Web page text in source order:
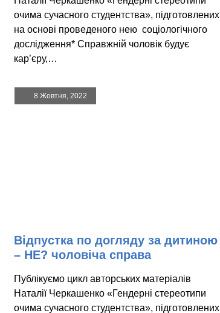
очима сучасного студентства», підготовлених
на основі проведеного нею соціологічного
дослідження* Справжній чоловік будує
кар’єру,…
8 Жовтня, 2022
Відпустка по догляду за дитиною
– НЕ? чоловіча справа
Публікуємо цикл авторських матеріалів
Наталії Черкашенко «Гендерні стереотипи
очима сучасного студентства», підготовлених